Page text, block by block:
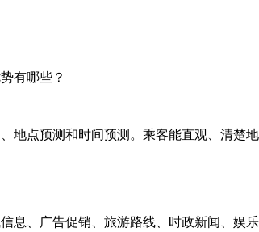
地点预测和时间预测。乘客能直观、清楚
息、广告促销、旅游路线、时政新闻、娱